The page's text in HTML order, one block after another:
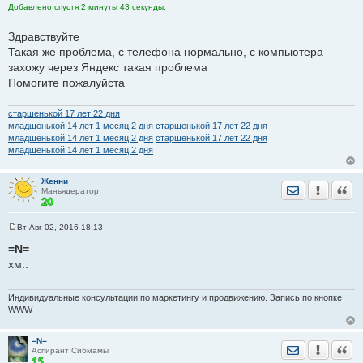
В лс сообщения отправляет со второго раза, а в темах вообще
Скачивала др. Браузеры нормально отправляют, но тормозят
сильно
Думала проблема в тел, пробовала на другом тоже самое в
храме именно, с айфона нормально все.
Добавлено спустя 2 минуты 43 секунды:
Здравствуйте
Такая же проблема, с телефона нормально, с компьютера
захожу через Яндекс такая проблема
Помогите пожалуйста
старшенькой 17 лет 22 дня
младшенькой 14 лет 1 месяц 2 дня старшенькой 17 лет 22 дня
младшенькой 14 лет 1 месяц 2 дня старшенькой 17 лет 22 дня
младшенькой 14 лет 1 месяц 2 дня
Женни
Маньядератор
Отправить
о
о
б
н
и
е
Вт Авг 02, 2016 18:13
=N=
хм..
Индивидуальные консультации по маркетингу и продвижению. Запись по кнопке
WWW
=N=
Аспирант Сибмамы
Отправить